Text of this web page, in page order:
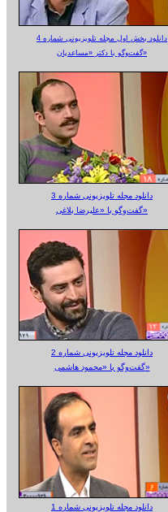
دانلود بخش اول مجله تلویزیونی شماره 4
گفت‌وگو با دکتر «مساعدیان»
دانلود مجله تلویزیونی شماره 3
گفت‌وگو با «علیرضا بلاغی»
دانلود مجله تلویزیونی شماره 2
گفت‌وگو با «محمود هاشمی»
دانلود مجله تلویزیونی شماره 1